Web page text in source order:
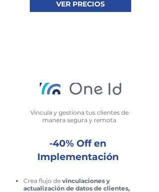
VER PRECIOS
Vincula y gestiona tus clientes de
manera segura y remota
-40% Off en
Implementación
Crea flujo de vinculaciones y
actualización de datos de clientes,